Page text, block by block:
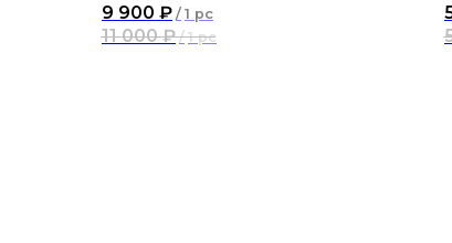
9 900 ₽ / 1 pc
11 000 ₽ / 1 pc